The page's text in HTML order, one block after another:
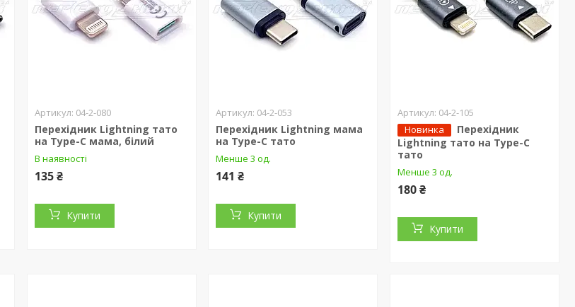
04-2-080
Перехідник Lightning тато
на Type-C мама, білий
В наявності
135 ₴
Купити
04-2-053
Перехідник Lightning мама
на Type-C тато
Менше 3 од.
141 ₴
Купити
04-2-105
Новинка
Перехідник
Lightning тато на Type-C
тато
Менше 3 од.
180 ₴
Купити